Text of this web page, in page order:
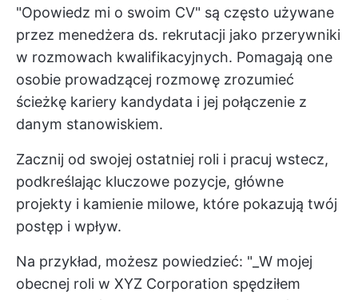
"Opowiedz mi o swoim CV" są często używane
przez menedżera ds. rekrutacji jako przerywniki
w rozmowach kwalifikacyjnych. Pomagają one
osobie prowadzącej rozmowę zrozumieć
ścieżkę kariery kandydata i jej połączenie z
danym stanowiskiem.
Zacznij od swojej ostatniej roli i pracuj wstecz,
podkreślając kluczowe pozycje, główne
projekty i kamienie milowe, które pokazują twój
postęp i wpływ.
Na przykład, możesz powiedzieć: "_W mojej
obecnej roli w XYZ Corporation spędziłem